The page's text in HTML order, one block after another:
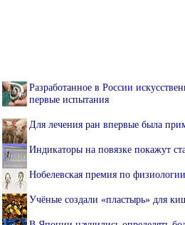
Разработанное в России
первые испытания
Для лечения ран впервые была
Индикаторы на повязке покажут
Нобелевская премия по
Учёные создали «пластырь» для